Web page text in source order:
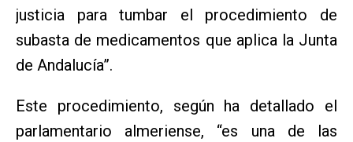
justicia para tumbar el procedimiento de
subasta de medicamentos que aplica la Junta
de Andalucía”.
Este procedimiento, según ha detallado el
parlamentario almeriense, “es una de las